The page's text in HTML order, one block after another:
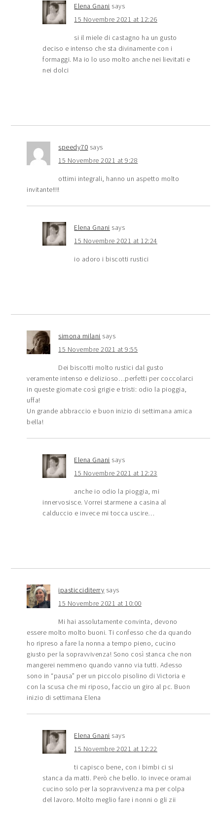
Elena Gnani says
15 Novembre 2021 at 12:26
si il miele di castagno ha un gusto
deciso e intenso che sta divinamente con i
formaggi. Ma io lo uso molto anche nei lievitati e
nei dolci
speedy70 says
15 Novembre 2021 at 9:28
ottimi integrali, hanno un aspetto molto
invitante!!!!
Elena Gnani says
15 Novembre 2021 at 12:24
io adoro i biscotti rustici
simona milani says
15 Novembre 2021 at 9:55
Dei biscotti molto rustici dal gusto
veramente intenso e delizioso…perfetti per coccolarci
in queste giornate così grigie e tristi: odio la pioggia,
uffa!
Un grande abbraccio e buon inizio di settimana amica
bella!
Elena Gnani says
15 Novembre 2021 at 12:23
anche io odio la pioggia, mi
innervosisce. Vorrei starmene a casina al
calduccio e invece mi tocca uscire…
ipasticciditerry says
15 Novembre 2021 at 10:00
Mi hai assolutamente convinta, devono
essere molto molto buoni. Ti confesso che da quando
ho ripreso a fare la nonna a tempo pieno, cucino
giusto per la sopravvivenza! Sono così stanca che non
mangerei nemmeno quando vanno via tutti. Adesso
sono in “pausa” per un piccolo pisolino di Victoria e
con la scusa che mi riposo, faccio un giro al pc. Buon
inizio di settimana Elena
Elena Gnani says
15 Novembre 2021 at 12:22
ti capisco bene, con i bimbi ci si
stanca da matti. Però che bello. Io invece oramai
cucino solo per la sopravvivenza ma per colpa
del lavoro. Molto meglio fare i nonni o gli zii